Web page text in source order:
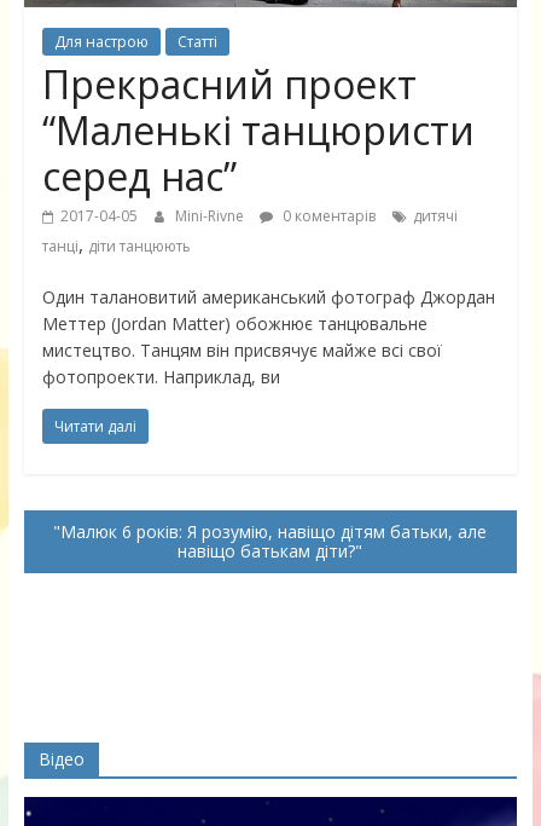
Для настрою Статті
Прекрасний проект
“Маленькі танцюристи
серед нас”
2017-04-05 Mini-Rivne 0 коментарів
дитячі
танці, діти танцюють
Один талановитий американський фотограф Джордан
Меттер (Jordan Matter) обожнює танцювальне
мистецтво. Танцям він присвячує майже всі свої
фотопроекти. Наприклад, ви
Читати далі
Малюк 6 років: Я розумію, навіщо дітям батьки, але
навіщо батькам діти?
Відео